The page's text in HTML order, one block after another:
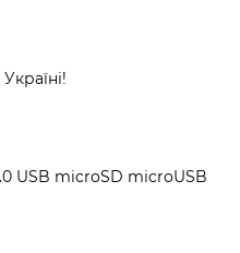
USB microSD microUSB